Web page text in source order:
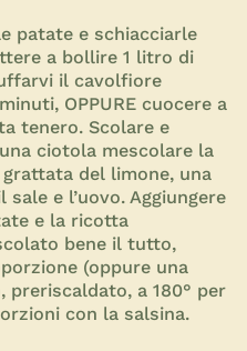
patate e schiacciarle
a bollire 1 litro di
il cavolfiore
OPPURE cuocere a
tenero. Scolare e
ciotola mescolare la
del limone, una
e l’uovo. Aggiungere
e la ricotta
bene il tutto,
(oppure una
a 180° per
con la salsina.